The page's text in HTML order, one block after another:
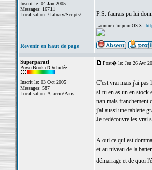
Inscrit le: 04 Jan 2005
Messages: 16711
Localisation: /Library/Scripts/
P.S. t'aurais pu lui
La mine d'or pour OS X -
Revenir en haut de page
Superparati
PowerBook d'Orchidée
Inscrit le: 03 Oct 2005
Messages: 587
Localisation: Ajaccio/Paris
Post� le: Jeu 26 Avr
C'est vrai mais j'ai
si tu en as un en stock
nan mais franchement
j'ai aussi une tablette
Je redécouvre les vrai
A oui ce qui est
et au niveau de la
démarrage et de quoi